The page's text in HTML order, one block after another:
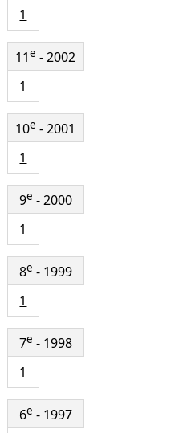
1
11e - 2002
1
10e - 2001
1
9e - 2000
1
8e - 1999
1
7e - 1998
1
6e - 1997